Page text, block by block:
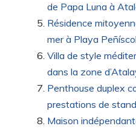
de Papa Luna à
Résidence
mer à Playa
Villa de style
dans la zone
Penthouse duplex
prestations de
Maison